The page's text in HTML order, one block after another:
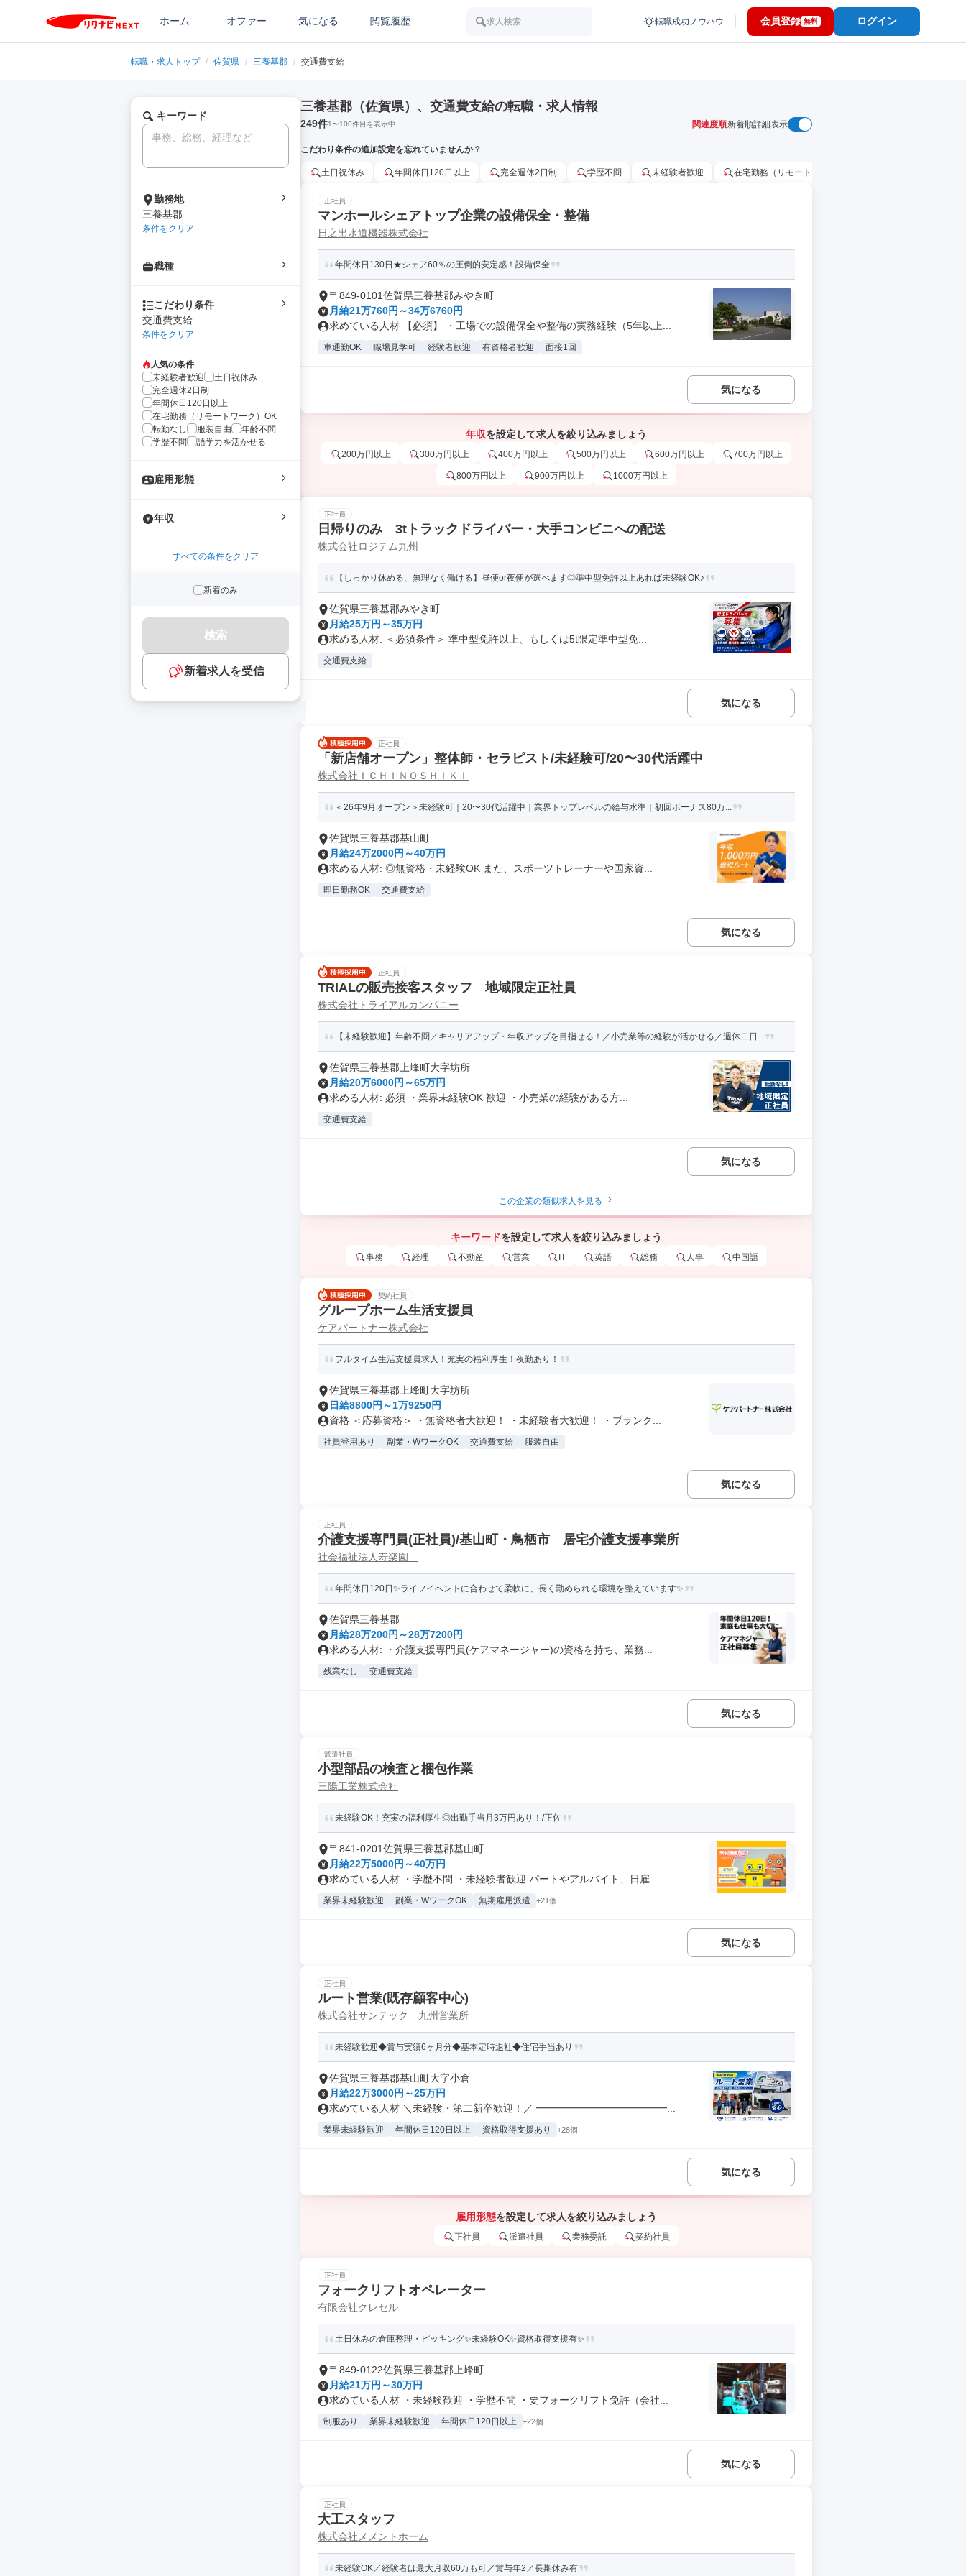
ホーム オファー 気になる 閲覧履歴 求人検索 転職成功ノウハウ 会員登録 無料 ログイン
転職・求人トップ / 佐賀県 / 三養基郡 / 交通費支給
キーワード
勤務地
三養基郡
条件をクリア
職種
こだわり条件
交通費支給
条件をクリア
人気の条件
未経験者歓迎
土日祝休み
完全週休2日制
年間休日120日以上
在宅勤務（リモートワーク）OK
転勤なし
服装自由
年齢不問
学歴不問
語学力を活かせる
雇用形態
年収
すべての条件をクリア
新着のみ
検索
新着求人を受信
三養基郡（佐賀県）、交通費支給の転職・求人情報
249件1〜100件目を表示中 関連度順新着順詳細表示
こだわり条件の追加設定を忘れていませんか？
土日祝休み 年間休日120日以上 完全週休2日制 学歴不問 未経験者歓迎 在宅勤務（リモートワーク）OK
正社員
マンホールシェアトップ企業の設備保全・整備
日之出水道機器株式会社
年間休日130日★シェア60％の圧倒的安定感！設備保全
〒849-0101佐賀県三養基郡みやき町
月給21万760円～34万6760円
求めている人材 【必須】 ・工場での設備保全や整備の実務経験（5年以上...
車通勤OK 職場見学可 経験者歓迎 有資格者歓迎 面接1回
気になる
年収を設定して求人を絞り込みましょう
200万円以上 300万円以上 400万円以上 500万円以上 600万円以上 700万円以上
800万円以上 900万円以上 1000万円以上
正社員
日帰りのみ 3tトラックドライバー・大手コンビニへの配送
株式会社ロジテム九州
【しっかり休める、無理なく働ける】昼便or夜便が選べます◎準中型免許以上あれば未経験OK♪
佐賀県三養基郡みやき町
月給25万円～35万円
求める人材: ＜必須条件＞ 準中型免許以上、もしくは5t限定準中型免...
交通費支給
気になる
正社員
「新店舗オープン」整体師・セラピスト/未経験可/20〜30代活躍中
株式会社ＩＣＨＩＮＯＳＨＩＫＩ
＜26年9月オープン＞未経験可｜20〜30代活躍中｜業界トップレベルの給与水準｜初回ボーナス80万...
佐賀県三養基郡基山町
月給24万2000円～40万円
求める人材: ◎無資格・未経験OK また、スポーツトレーナーや国家資...
即日勤務OK 交通費支給
気になる
正社員
TRIALの販売接客スタッフ 地域限定正社員
株式会社トライアルカンパニー
【未経験歓迎】年齢不問／キャリアアップ・年収アップを目指せる！／小売業等の経験が活かせる／週休二日...
佐賀県三養基郡上峰町大字坊所
月給20万6000円～65万円
求める人材: 必須 ・業界未経験OK 歓迎 ・小売業の経験がある方...
交通費支給
気になる
この企業の類似求人を見る
キーワードを設定して求人を絞り込みましょう
事務 経理 不動産 営業 IT 英語 総務 人事 中国語
契約社員
グループホーム生活支援員
ケアパートナー株式会社
フルタイム生活支援員求人！充実の福利厚生！夜勤あり！
佐賀県三養基郡上峰町大字坊所
日給8800円～1万9250円
資格 ＜応募資格＞ ・無資格者大歓迎！ ・未経験者大歓迎！ ・ブランク...
社員登用あり 副業・WワークOK 交通費支給 服装自由
気になる
正社員
介護支援専門員(正社員)/基山町・鳥栖市 居宅介護支援事業所
社会福祉法人寿楽園
年間休日120日✨ライフイベントに合わせて柔軟に、長く勤められる環境を整えています✨
佐賀県三養基郡
月給28万200円～28万7200円
求める人材: ・介護支援専門員(ケアマネージャー)の資格を持ち、業務...
残業なし 交通費支給
気になる
派遣社員
小型部品の検査と梱包作業
三陽工業株式会社
未経験OK！充実の福利厚生◎出勤手当月3万円あり！/正佐
〒841-0201佐賀県三養基郡基山町
月給22万5000円～40万円
求めている人材 ・学歴不問 ・未経験者歓迎 パートやアルバイト、日雇...
業界未経験歓迎 副業・WワークOK 無期雇用派遣 +21個
気になる
正社員
ルート営業(既存顧客中心)
株式会社サンテック 九州営業所
未経験歓迎◆賞与実績6ヶ月分◆基本定時退社◆住宅手当あり
佐賀県三養基郡基山町大字小倉
月給22万3000円～25万円
求めている人材 ＼未経験・第二新卒歓迎！／ ━━━━━━━━━━━━━...
業界未経験歓迎 年間休日120日以上 資格取得支援あり +28個
気になる
雇用形態を設定して求人を絞り込みましょう
正社員 派遣社員 業務委託 契約社員
正社員
フォークリフトオペレーター
有限会社クレセル
土日休みの倉庫整理・ピッキング✨未経験OK✨資格取得支援有✨
〒849-0122佐賀県三養基郡上峰町
月給21万円～30万円
求めている人材 ・未経験歓迎 ・学歴不問 ・要フォークリフト免許（会社...
制服あり 業界未経験歓迎 年間休日120日以上 +22個
気になる
正社員
大工スタッフ
株式会社メメントホーム
未経験OK／経験者は最大月収60万も可／賞与年2／長期休み有